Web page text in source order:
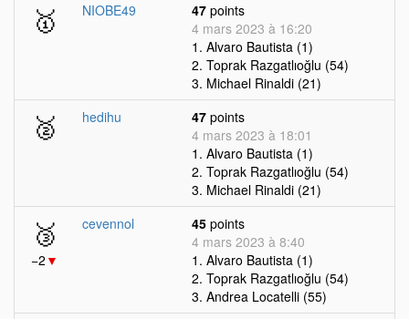
🥇 NIOBE49 47 points
4 mars 2023 à 16:20
1. Alvaro Bautista (1)
2. Toprak Razgatlıoğlu (54)
3. Michael Rinaldi (21)
🥈 hedihu 47 points
4 mars 2023 à 18:01
1. Alvaro Bautista (1)
2. Toprak Razgatlıoğlu (54)
3. Michael Rinaldi (21)
🥉
−2 ▼
cevennol 45 points
4 mars 2023 à 8:40
1. Alvaro Bautista (1)
2. Toprak Razgatlıoğlu (54)
3. Andrea Locatelli (55)